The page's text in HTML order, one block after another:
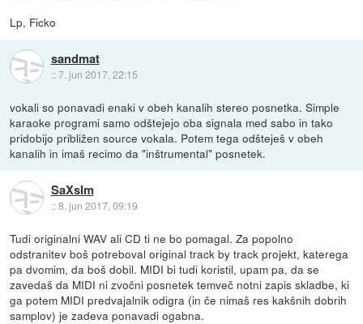
Lp, Ficko
sandmat
::7. jun 2017, 22:15
vokali so ponavadi enaki v obeh kanalih stereo posnetka. Simple
karaoke programi samo odštejejo oba signala med sabo in tako
pridobijo približen source vokala. Potem tega odšteješ v obeh
kanalih in imaš recimo da "inštrumental" posnetek.
SaXsIm
::8. jun 2017, 09:19
Tudi originalni WAV ali CD ti ne bo pomagal. Za popolno
odstranitev boš potreboval original track by track projekt, katerega
pa dvomim, da boš dobil. MIDI bi tudi koristil, upam pa, da se
zavedaš da MIDI ni zvočni posnetek temveč notni zapis skladbe, ki
ga potem MIDI predvajalnik odigra (in če nimaš res kakšnih dobrih
samplov) je zadeva ponavadi ogabna.